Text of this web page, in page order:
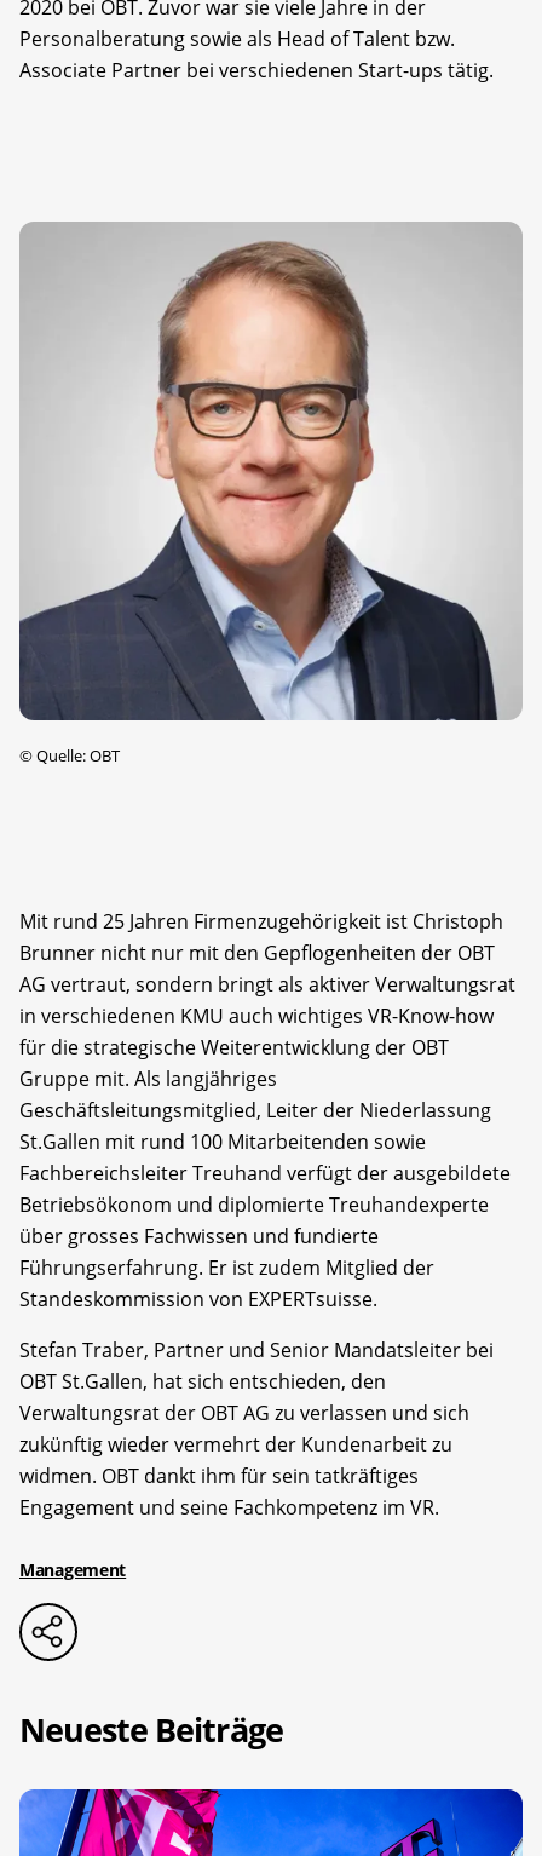
2020 bei OBT. Zuvor war sie viele Jahre in der
Personalberatung sowie als Head of Talent bzw.
Associate Partner bei verschiedenen Start-ups tätig.
©Quelle: OBT
Mit rund 25 Jahren Firmenzugehörigkeit ist Christoph
Brunner nicht nur mit den Gepflogenheiten der OBT
AG vertraut, sondern bringt als aktiver Verwaltungsrat
in verschiedenen KMU auch wichtiges VR-Know-how
für die strategische Weiterentwicklung der OBT
Gruppe mit. Als langjähriges
Geschäftsleitungsmitglied, Leiter der Niederlassung
St.Gallen mit rund 100 Mitarbeitenden sowie
Fachbereichsleiter Treuhand verfügt der ausgebildete
Betriebsökonom und diplomierte Treuhandexperte
über grosses Fachwissen und fundierte
Führungserfahrung. Er ist zudem Mitglied der
Standeskommission von EXPERTsuisse.
Stefan Traber, Partner und Senior Mandatsleiter bei
OBT St.Gallen, hat sich entschieden, den
Verwaltungsrat der OBT AG zu verlassen und sich
zukünftig wieder vermehrt der Kundenarbeit zu
widmen. OBT dankt ihm für sein tatkräftiges
Engagement und seine Fachkompetenz im VR.
Management
Neueste Beiträge